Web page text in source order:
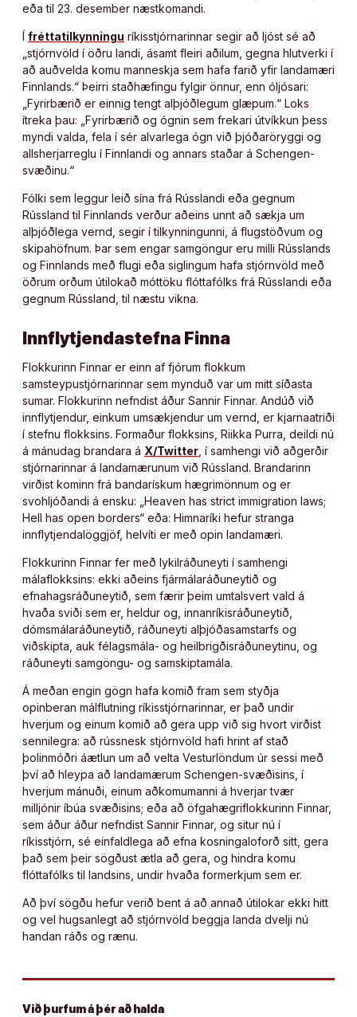
eða til 23. desember næstkomandi.
Í fréttatilkynningu ríkisstjórnarinnar segir að ljóst sé að
„stjórnvöld í öðru landi, ásamt fleiri aðilum, gegna hlutverki í
að auðvelda komu manneskja sem hafa farið yfir landamæri
Finnlands.“ Þeirri staðhæfingu fylgir önnur, enn óljósari:
„Fyrirbærið er einnig tengt alþjóðlegum glæpum.“ Loks
ítreka þau: „Fyrirbærið og ógnin sem frekari útvíkkun þess
myndi valda, fela í sér alvarlega ógn við þjóðaröryggi og
allsherjarreglu í Finnlandi og annars staðar á Schengen-
svæðinu.“
Fólki sem leggur leið sína frá Rússlandi eða gegnum
Rússland til Finnlands verður aðeins unnt að sækja um
alþjóðlega vernd, segir í tilkynningunni, á flugstöðvum og
skipahöfnum. Þar sem engar samgöngur eru milli Rússlands
og Finnlands með flugi eða siglingum hafa stjórnvöld með
öðrum orðum útilokað móttöku flóttafólks frá Rússlandi eða
gegnum Rússland, til næstu vikna.
Innflytjendastefna Finna
Flokkurinn Finnar er einn af fjórum flokkum
samsteypustjórnarinnar sem mynduð var um mitt síðasta
sumar. Flokkurinn nefndist áður Sannir Finnar. Andúð við
innflytjendur, einkum umsækjendur um vernd, er kjarnaatriði
í stefnu flokksins. Formaður flokksins, Riikka Purra, deildi nú
á mánudag brandara á X/Twitter , í samhengi við aðgerðir
stjórnarinnar á landamærunum við Rússland. Brandarinn
virðist kominn frá bandarískum hægrimönnum og er
svohljóðandi á ensku: „Heaven has strict immigration laws;
Hell has open borders“ eða: Himnaríki hefur stranga
innflytjendalöggjöf, helvíti er með opin landamæri.
Flokkurinn Finnar fer með lykilráðuneyti í samhengi
málaflokksins: ekki aðeins fjármálaráðuneytið og
efnahagsráðuneytið, sem færir þeim umtalsvert vald á
hvaða sviði sem er, heldur og, innanríkisráðuneytið,
dómsmálaráðuneytið, ráðuneyti alþjóðasamstarfs og
viðskipta, auk félagsmála- og heilbrigðisráðuneytinu, og
ráðuneyti samgöngu- og samskiptamála.
Á meðan engin gögn hafa komið fram sem styðja
opinberan málflutning ríkisstjórnarinnar, er það undir
hverjum og einum komið að gera upp við sig hvort virðist
sennilegra: að rússnesk stjórnvöld hafi hrint af stað
þolinmóðri áætlun um að velta Vesturlöndum úr sessi með
því að hleypa að landamærum Schengen-svæðisins, í
hverjum mánuði, einum aðkomumanni á hverjar tvær
milljónir íbúa svæðisins; eða að öfgahægriflokkurinn Finnar,
sem áður áður nefndist Sannir Finnar, og situr nú í
ríkisstjórn, sé einfaldlega að efna kosningaloforð sitt, gera
það sem þeir sögðust ætla að gera, og hindra komu
flóttafólks til landsins, undir hvaða formerkjum sem er.
Að því sögðu hefur verið bent á að annað útilokar ekki hitt
og vel hugsanlegt að stjórnvöld beggja landa dvelji nú
handan ráðs og rænu.
Við þurfum á þér að halda